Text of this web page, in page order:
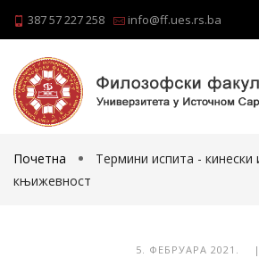
387 57 227 258 info@ff.ues.rs.ba
Почетна
Термини испита - кинески
књижевност
5. ФЕБРУАРА 2021. |